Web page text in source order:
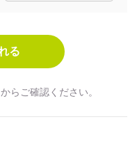
からご確認ください。